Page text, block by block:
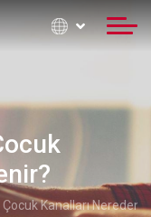
Çocuk Kanalları Nereden